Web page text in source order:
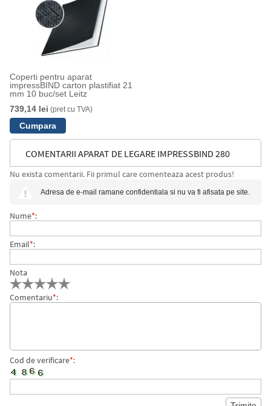
Coperti pentru aparat
impressBIND carton plastifiat 21
mm 10 buc/set Leitz
739,14 lei (pret cu TVA)
COMENTARII APARAT DE LEGARE IMPRESSBIND 280
Nu exista comentarii. Fii primul care comenteaza acest produs!
Adresa de e-mail ramane confidentiala si nu va fi afisata pe site.
Nume*:
Email*:
Nota
Comentariu*:
Cod de verificare*: